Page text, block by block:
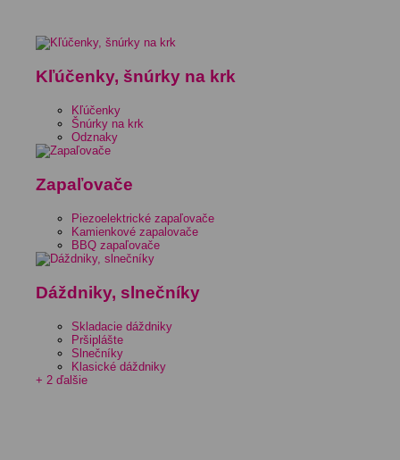
Kľúčenky, šnúrky na krk
Kľúčenky
Šnúrky na krk
Odznaky
Zapaľovače
Piezoelektrické zapaľovače
Kamienkové zapalovače
BBQ zapaľovače
Dáždniky, slnečníky
Skladacie dáždniky
Pršiplášte
Slnečníky
Klasické dáždniky
+ 2 ďalšie